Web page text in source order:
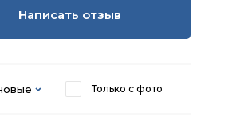
Написать отзыв
Только с фото